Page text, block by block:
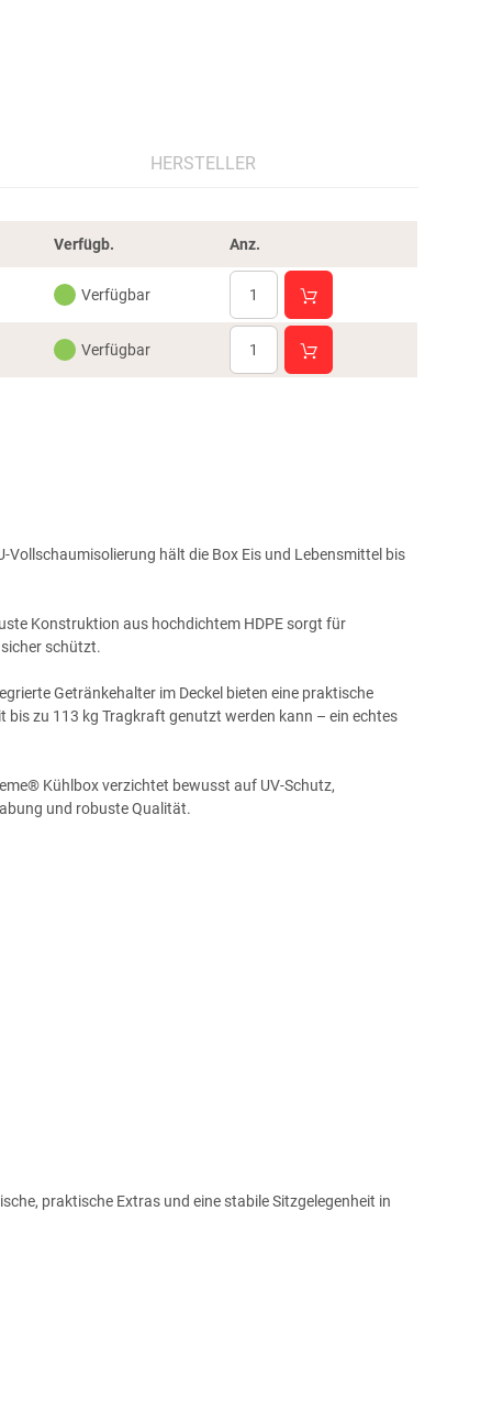
HERSTELLER
Verfügb. Anz.
Verfügbar
Verfügbar
hält die Box Eis und Lebensmittel bis
Konstruktion aus hochdichtem HDPE sorgt für
schützt.
Getränkehalter im Deckel bieten eine praktische
bis zu 113 kg Tragkraft genutzt werden kann – ein echtes
Kühlbox verzichtet bewusst auf UV-Schutz,
und robuste Qualität.
praktische Extras und eine stabile Sitzgelegenheit in